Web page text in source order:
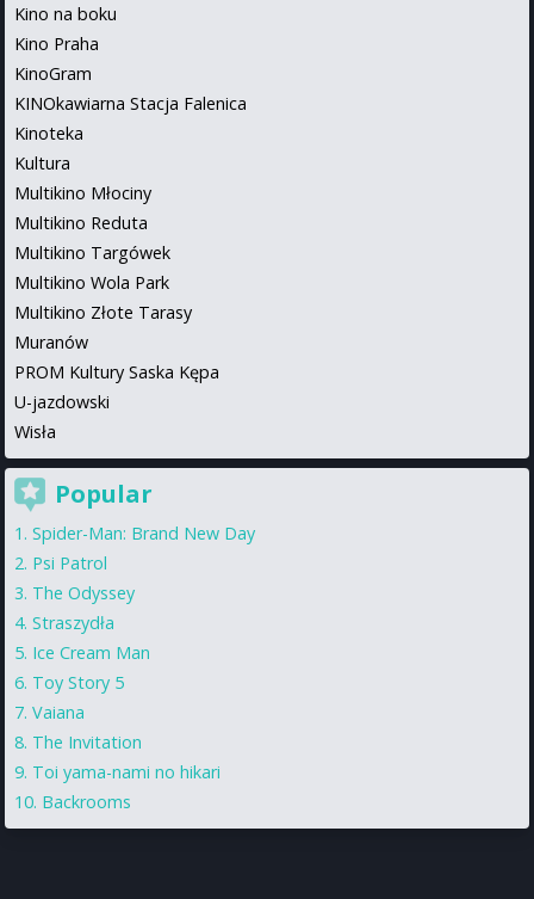
Kino na boku
Kino Praha
KinoGram
KINOkawiarna Stacja Falenica
Kinoteka
Kultura
Multikino Młociny
Multikino Reduta
Multikino Targówek
Multikino Wola Park
Multikino Złote Tarasy
Muranów
PROM Kultury Saska Kępa
U-jazdowski
Wisła
Popular
Spider-Man: Brand New Day
Psi Patrol
The Odyssey
Straszydła
Ice Cream Man
Toy Story 5
Vaiana
The Invitation
Toi yama-nami no hikari
Backrooms